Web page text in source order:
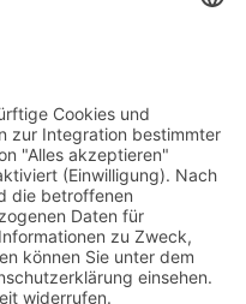
der Einheitlichen
§ 185a SGB IX in
des LWV Hessen
wird unter Einbindung
Arbeit, Integration,
des
e. V.